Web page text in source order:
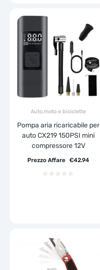
Auto,moto e biciclette
Pompa aria ricaricabile per
auto CX219 150PSI mini
compressore 12V
€42.94
Prezzo Affare